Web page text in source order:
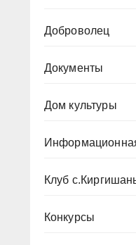
Доброволец
Документы
Дом культуры
Клуб
Конкурсы